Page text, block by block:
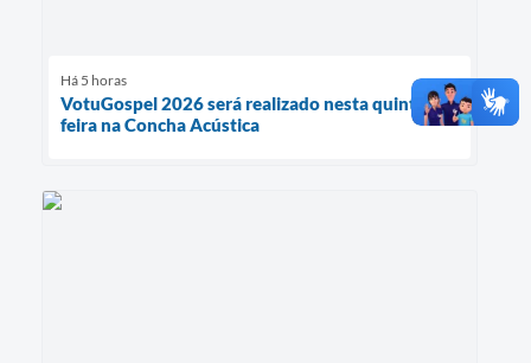
Há 5 horas
VotuGospel 2026 será realizado nesta quinta-
feira na Concha Acústica